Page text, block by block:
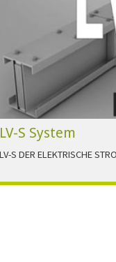
LV-S System
LV-S DER ELEKTRISCHE